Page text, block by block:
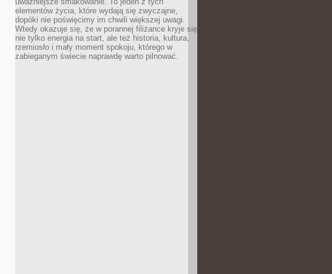
elementów życia, które wydają się zwyczajne,
dopóki nie poświęcimy im chwili większej uwagi.
Wtedy okazuje się, że w porannej filiżance kryje się
nie tylko energia na start, ale też historia, kultura,
rzemiosło i mały moment spokoju, którego w
zabieganym świecie naprawdę warto pilnować.